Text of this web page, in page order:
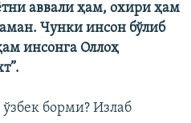
аввали ҳам, охири ҳам
Чунки инсон бўлиб
инсонга Оллоҳ
борми? Излаб